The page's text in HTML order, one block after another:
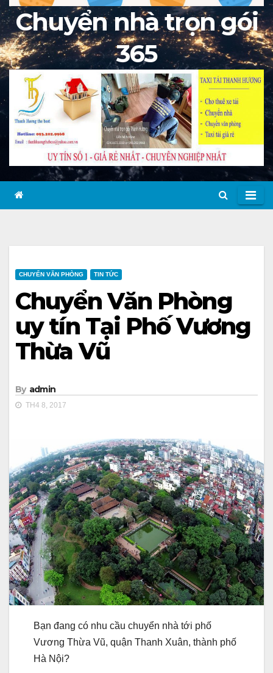
Chuyển nhà trọn gói
365
CHUYỂN VĂN PHÒNG TIN TỨC
Chuyển Văn Phòng
uy tín Tại Phố Vương
Thừa Vũ
By admin
TH4 8, 2017
Bạn đang có nhu cầu chuyển nhà tới phố
Vương Thừa Vũ, quận Thanh Xuân, thành phố
Hà Nội?